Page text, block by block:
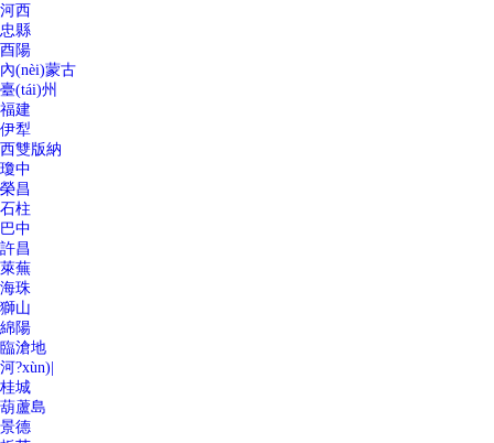
河西
忠縣
酉陽
內(nèi)蒙古
臺(tái)州
福建
伊犁
西雙版納
瓊中
榮昌
石柱
巴中
許昌
萊蕪
海珠
獅山
綿陽
臨滄地
河?xùn)|
桂城
葫蘆島
景德